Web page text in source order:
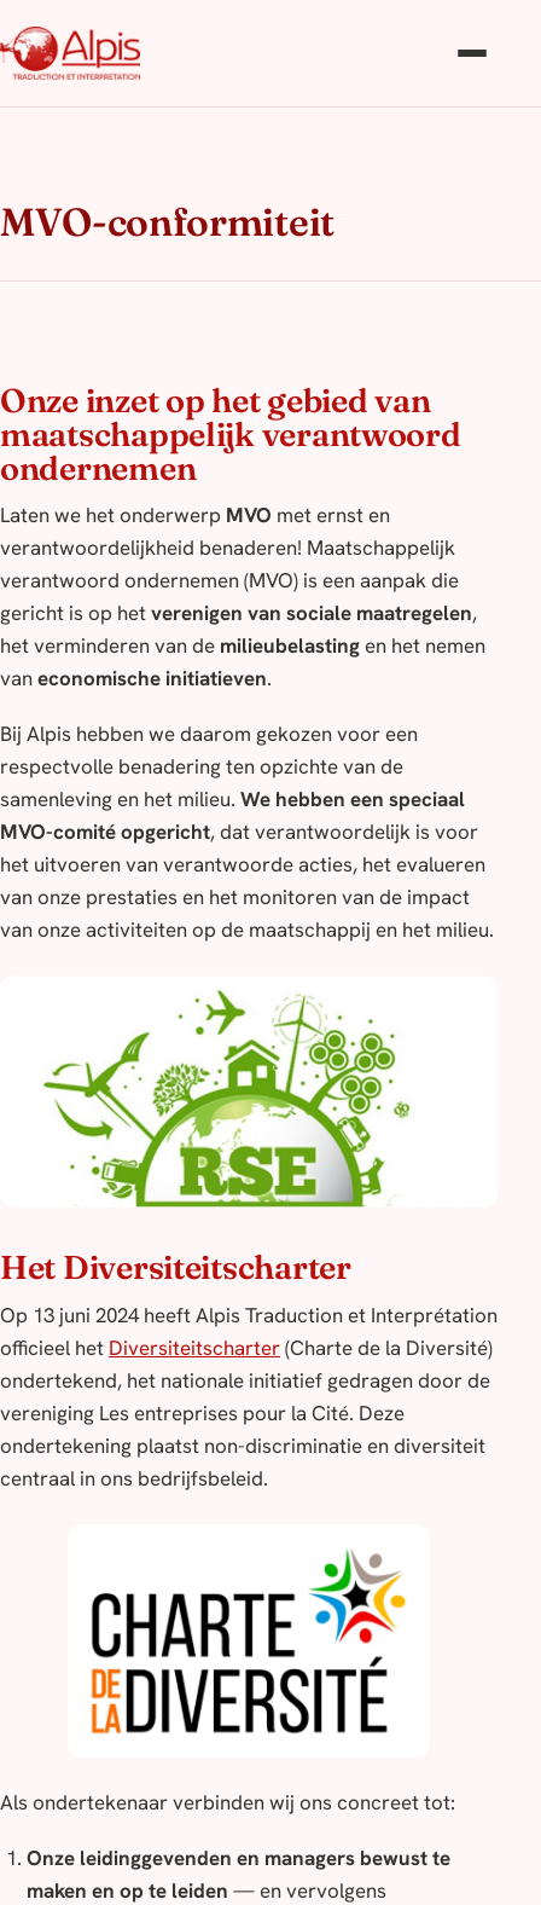
MVO-conformiteit
Onze inzet op het gebied van
maatschappelijk verantwoord
ondernemen
Laten we het onderwerp MVO met ernst en
verantwoordelijkheid benaderen! Maatschappelijk
verantwoord ondernemen (MVO) is een aanpak die
gericht is op hetverenigen van sociale maatregelen,
het verminderen van de milieubelastingen het nemen
vaneconomische initiatieven.
Bij Alpis hebben we daarom gekozen voor een
respectvolle benadering ten opzichte van de
samenleving en het milieu. We hebben een speciaal
MVO-comité opgericht, dat verantwoordelijk is voor
het uitvoeren van verantwoorde acties, het evalueren
van onze prestaties en het monitoren van de impact
van onze activiteiten op de maatschappij en het milieu.
Het Diversiteitscharter
Op 13 juni 2024 heeft Alpis Traduction et Interprétation
officieel het Diversiteitscharter(Charte de la Diversité)
ondertekend, het nationale initiatief gedragen door de
vereniging Les entreprises pour la Cité. Deze
ondertekening plaatst non-discriminatie en diversiteit
centraal in ons bedrijfsbeleid.
Als ondertekenaar verbinden wij ons concreet tot:
Onze leidinggevenden en managers bewust te
maken en op te leiden — en vervolgens